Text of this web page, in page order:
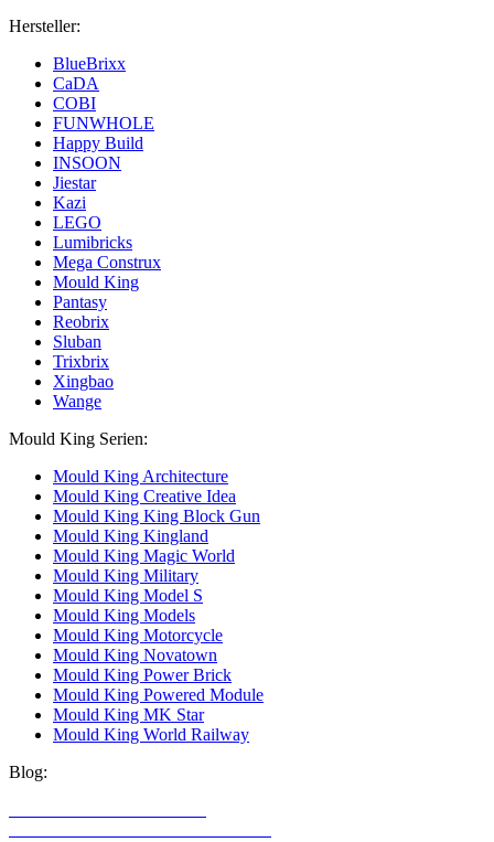
Hersteller:
BlueBrixx
CaDA
COBI
FUNWHOLE
Happy Build
INSOON
Jiestar
Kazi
LEGO
Lumibricks
Mega Construx
Mould King
Pantasy
Reobrix
Sluban
Trixbrix
Xingbao
Wange
Mould King Serien:
Mould King Architecture
Mould King Creative Idea
Mould King King Block Gun
Mould King Kingland
Mould King Magic World
Mould King Military
Mould King Model S
Mould King Models
Mould King Motorcycle
Mould King Novatown
Mould King Power Brick
Mould King Powered Module
Mould King MK Star
Mould King World Railway
Blog: